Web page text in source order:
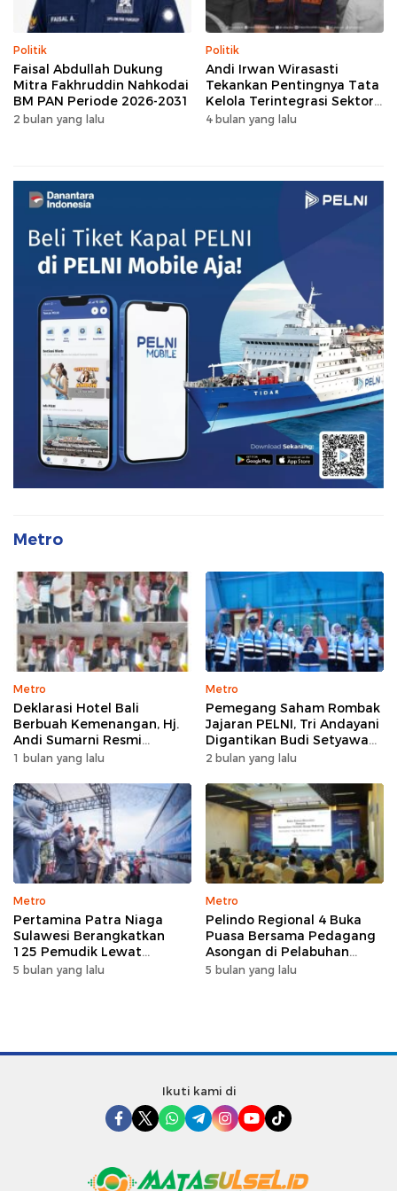
Politik
Faisal Abdullah Dukung
Mitra Fakhruddin Nahkodai
BM PAN Periode 2026-2031
2 bulan yang lalu
Politik
Andi Irwan Wirasasti
Tekankan Pentingnya Tata
Kelola Terintegrasi Sektor
Peternakan Sulsel
4 bulan yang lalu
Metro
Metro
Deklarasi Hotel Bali
Berbuah Kemenangan, Hj.
Andi Sumarni Resmi
Nahkodai DPW FK PKBM
1 bulan yang lalu
Metro
Pemegang Saham Rombak
Jajaran PELNI, Tri Andayani
Digantikan Budi Setyawan
Wijaya sebagai Dirut
2 bulan yang lalu
Metro
Pertamina Patra Niaga
Sulawesi Berangkatkan
125 Pemudik Lewat
Program Mudik Gratis
5 bulan yang lalu
Metro
Pelindo Regional 4 Buka
Puasa Bersama Pedagang
Asongan di Pelabuhan
Makassar, Perkuat
5 bulan yang lalu
Ikuti kami di